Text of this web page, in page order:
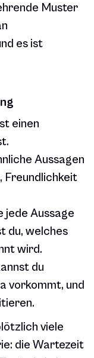
Muster
es ist
einen
Aussagen
Freundlichkeit
jede Aussage
du, welches
wird.
du
vorkommt, und
viele
die Wartezeit